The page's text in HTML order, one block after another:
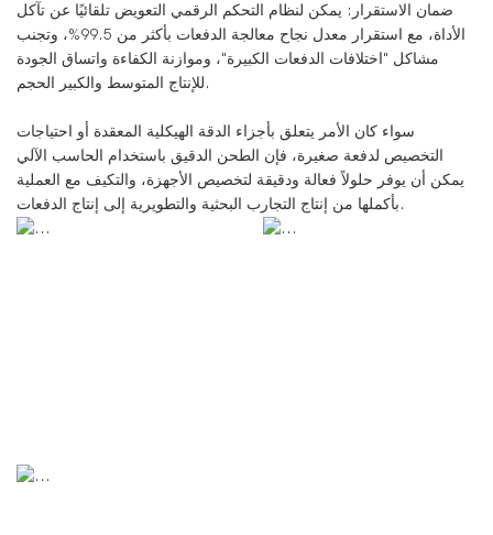
ضمان الاستقرار: يمكن لنظام التحكم الرقمي التعويض تلقائيًا عن تآكل
الأداة، مع استقرار معدل نجاح معالجة الدفعات بأكثر من 99.5%، وتجنب
مشاكل "اختلافات الدفعات الكبيرة"، وموازنة الكفاءة واتساق الجودة
للإنتاج المتوسط ​​والكبير الحجم.
سواء كان الأمر يتعلق بأجزاء الدقة الهيكلية المعقدة أو احتياجات
التخصيص لدفعة صغيرة، فإن الطحن الدقيق باستخدام الحاسب الآلي
يمكن أن يوفر حلولاً فعالة ودقيقة لتخصيص الأجهزة، والتكيف مع العملية
بأكملها من إنتاج التجارب البحثية والتطويرية إلى إنتاج الدفعات.